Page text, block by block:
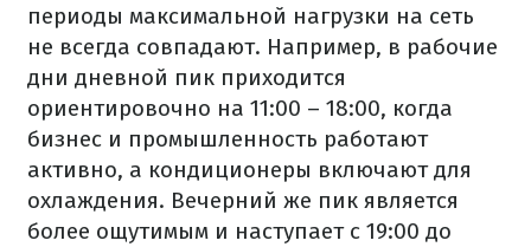
периоды максимальной нагрузки на сеть
не всегда совпадают. Например, в рабочие
дни дневной пик приходится
ориентировочно на 11:00 – 18:00, когда
бизнес и промышленность работают
активно, а кондиционеры включают для
охлаждения. Вечерний же пик является
более ощутимым и наступает с 19:00 до